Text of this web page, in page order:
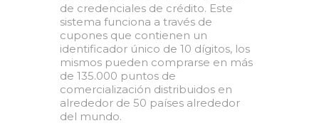
de credenciales de crédito. Este
sistema funciona a través de
cupones que contienen un
identificador único de 10 dígitos, los
mismos pueden comprarse en más
de 135.000 puntos de
comercialización distribuidos en
alrededor de 50 países alrededor
del mundo.